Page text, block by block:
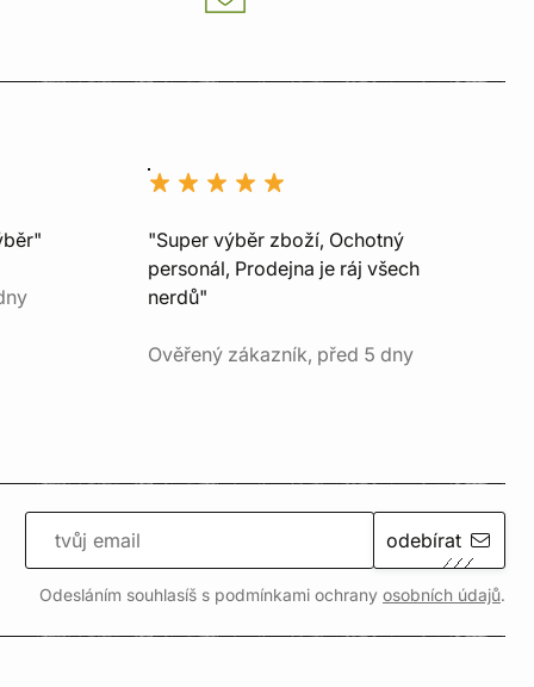
"Super výběr zboží, Ochotný
personál, Prodejna je ráj všech
nerdů"
Ověřený zákazník, před 5 dny
odebírat
Odesláním souhlasíš s podmínkami ochrany osobních údajů.